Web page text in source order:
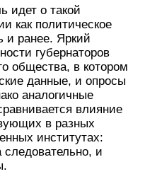
идет о такой
как политическое
и ранее. Яркий
губернаторов
общества, в котором
данные, и опросы
аналогичные
влияние
в разных
институтах:
следовательно, и